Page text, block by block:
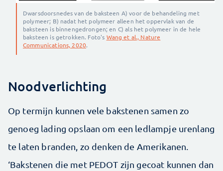
Dwarsdoorsnedes van de baksteen A) voor de behandeling met
polymeer; B) nadat het polymeer alleen het oppervlak van de
baksteen is binnengedrongen; en C) als het polymeer in de hele
baksteen is getrokken. Foto's Wang et al., Nature
Communications, 2020.
Noodverlichting
Op termijn kunnen vele bakstenen samen zo
genoeg lading opslaan om een ledlampje urenlang
te laten branden, zo denken de Amerikanen.
‘Bakstenen die met PEDOT zijn gecoat kunnen dan